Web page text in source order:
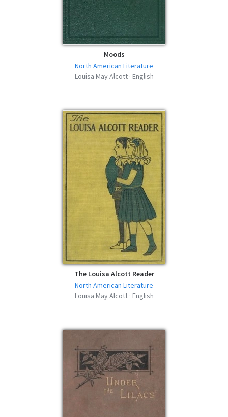
Moods
North American Literature
Louisa May Alcott · English
The Louisa Alcott Reader
North American Literature
Louisa May Alcott · English